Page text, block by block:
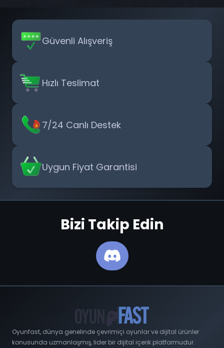
Güvenli Alışveriş
Hızlı Teslimat
7/24 Canlı Destek
Uygun Fiyat Garantisi
Bizi Takip Edin
Oyunfast, dünya genelinde çevrimiçi oyunlar ve dijital ürünler
konusunda uzmanlaşmış, lider bir dijital içerik platformudur.